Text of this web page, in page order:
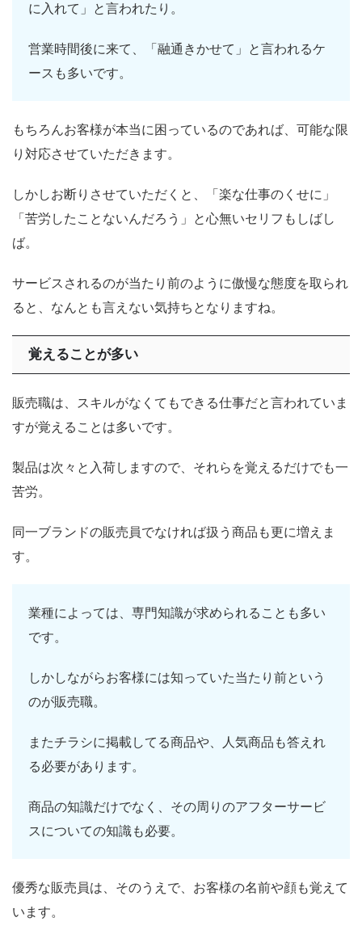
に入れて」と言われたり。
営業時間後に来て、「融通きかせて」と言われるケ
ースも多いです。
もちろんお客様が本当に困っているのであれば、可能な限
り対応させていただきます。
しかしお断りさせていただくと、「楽な仕事のくせに」
「苦労したことないんだろう」と心無いセリフもしばし
ば。
サービスされるのが当たり前のように傲慢な態度を取られ
ると、なんとも言えない気持ちとなりますね。
覚えることが多い
販売職は、スキルがなくてもできる仕事だと言われていま
すが覚えることは多いです。
製品は次々と入荷しますので、それらを覚えるだけでも一
苦労。
同一ブランドの販売員でなければ扱う商品も更に増えま
す。
業種によっては、専門知識が求められることも多い
です。
しかしながらお客様には知っていた当たり前という
のが販売職。
またチラシに掲載してる商品や、人気商品も答えれ
る必要があります。
商品の知識だけでなく、その周りのアフターサービ
スについての知識も必要。
優秀な販売員は、そのうえで、お客様の名前や顔も覚えて
います。